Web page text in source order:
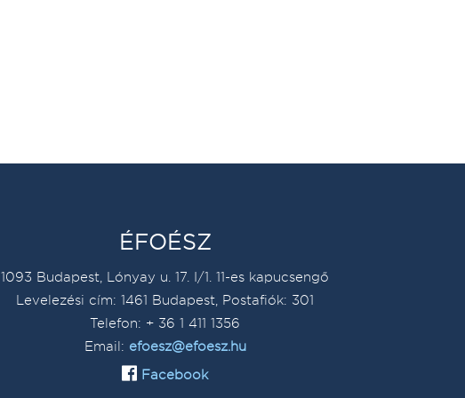
ÉFOÉSZ
1093 Budapest, Lónyay u. 17. I/1. 11-es kapucsengő
Levelezési cím: 1461 Budapest, Postafiók: 301
Telefon: + 36 1 411 1356
Email: efoesz@efoesz.hu
Facebook